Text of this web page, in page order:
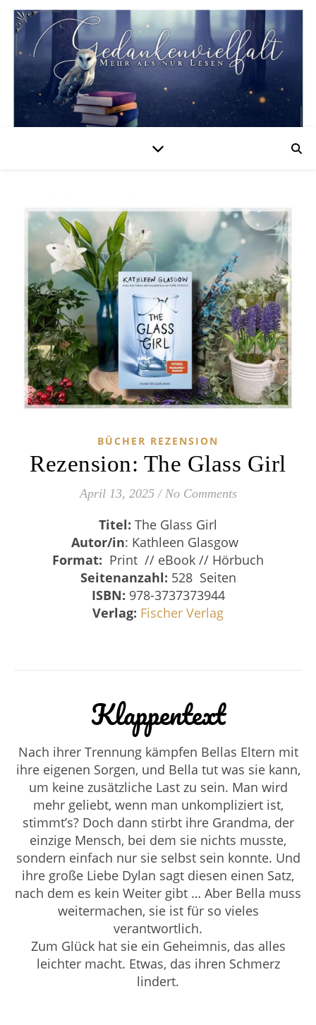
BÜCHER REZENSION
Rezension: The Glass Girl
April 13, 2025 / No Comments
Titel: The Glass Girl
Autor/in: Kathleen Glasgow
Format: Print // eBook // Hörbuch
Seitenanzahl: 528 Seiten
ISBN: 978-3737373944
Verlag: Fischer Verlag
Klappentext
Nach ihrer Trennung kämpfen Bellas Eltern mit
ihre eigenen Sorgen, und Bella tut was sie kann,
um keine zusätzliche Last zu sein. Man wird
mehr geliebt, wenn man unkompliziert ist,
stimmt’s? Doch dann stirbt ihre Grandma, der
einzige Mensch, bei dem sie nichts musste,
sondern einfach nur sie selbst sein konnte. Und
ihre große Liebe Dylan sagt diesen einen Satz,
nach dem es kein Weiter gibt … Aber Bella muss
weitermachen, sie ist für so vieles
verantwortlich.
Zum Glück hat sie ein Geheimnis, das alles
leichter macht. Etwas, das ihren Schmerz
lindert.